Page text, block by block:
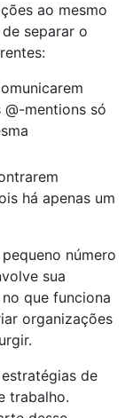
ao mesmo
separar o
mentions só
há apenas um
número
sua
que funciona
organizações
de
trabalho.